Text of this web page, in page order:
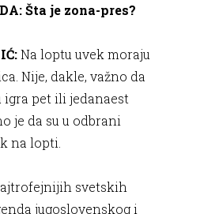
Šta je zona-pres?
Na loptu uvek moraju
Nije, dakle, važno da
pet ili jedanaest
je da su u odbrani
na lopti.
svetskih
jugoslovenskog i